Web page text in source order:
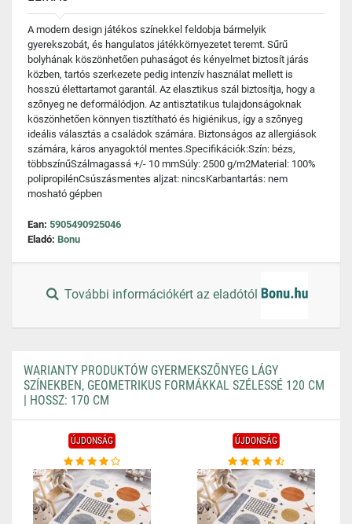
A modern design játékos színekkel feldobja bármelyik
gyerekszobát, és hangulatos játékkörnyezetet teremt. Sűrű
bolyhának köszönhetően puhaságot és kényelmet biztosít járás
közben, tartós szerkezete pedig intenzív használat mellett is
hosszú élettartamot garantál. Az elasztikus szál biztosítja, hogy a
szőnyeg ne deformálódjon. Az antisztatikus tulajdonságoknak
köszönhetően könnyen tisztítható és higiénikus, így a szőnyeg
ideális választás a családok számára. Biztonságos az allergiások
számára, káros anyagoktól mentes.Specifikációk:Szín: bézs,
többszínűSzálmagassá +/- 10 mmSúly: 2500 g/m2Material: 100%
polipropilénCsúszásmentes aljzat: nincsKarbantartás: nem
mosható gépben
Ean: 5905490925046
Eladó: Bonu
További információkért az eladótól
WARIANTY PRODUKTÓW GYERMEKSZŐNYEG LÁGY
SZÍNEKBEN, GEOMETRIKUS FORMÁKKAL SZÉLESSÉ 120 CM
| HOSSZ: 170 CM
ÚJDONSÁG ÚJDONSÁG